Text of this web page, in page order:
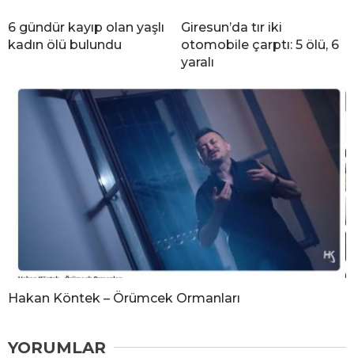
6 gündür kayıp olan yaşlı
kadın ölü bulundu
Giresun’da tır iki
otomobile çarptı: 5 ölü, 6
yaralı
Hakan Köntek – Örümcek Ormanları
YORUMLAR